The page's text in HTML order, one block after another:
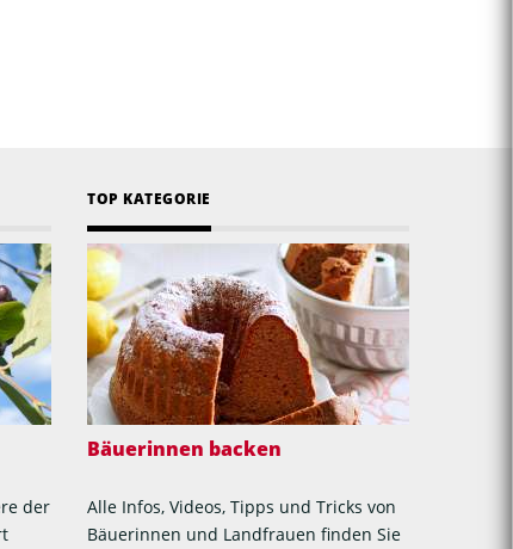
der
TOP KATEGORIE
Bäuerinnen backen
Alle Infos, Videos, Tipps und Tricks von
Bäuerinnen und Landfrauen finden Sie